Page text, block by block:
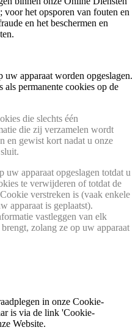
voor het opsporen van fouten en
en het beschermen en
apparaat worden opgeslagen.
permanente cookies op de
die slechts één
die zij verzamelen wordt
en gewist kort nadat u onze
uw apparaat opgeslagen totdat u
te verwijderen of totdat de
verstreken is (vaak enkele
apparaat is geplaatst).
vastleggen van elk
zolang ze op uw apparaat
in onze Cookie-
is via de link 'Cookie-
Website.